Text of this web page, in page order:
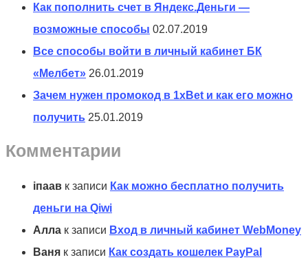
Как пополнить счет в Яндекс.Деньги —
возможные способы 02.07.2019
Все способы войти в личный кабинет БК
«Мелбет» 26.01.2019
Зачем нужен промокод в 1xBet и как его можно
получить 25.01.2019
Комментарии
іпаав к записи Как можно бесплатно получить
деньги на Qiwi
Алла к записи Вход в личный кабинет WebMoney
Ваня к записи Как создать кошелек PayPal